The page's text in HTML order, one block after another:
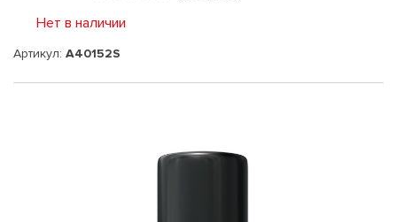
Нет в наличии
Артикул: A40152S